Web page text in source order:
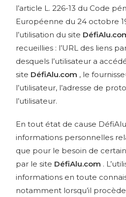
l’article L. 226-13 du Code
Européenne du 24 octobre
l’utilisation du site
recueillies : l’URL des liens
desquels l’utilisateur a
site DéfiAlu.com , le
l’utilisateur, l’adresse de
l’utilisateur.
En tout état de cause
informations personnelles
que pour le besoin de
par le site DéfiAlu.com .
informations en toute
notamment lorsqu’il